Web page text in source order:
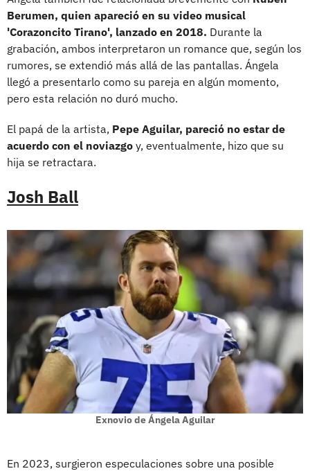
Berumen, quien apareció en su video musical
'Corazoncito Tirano', lanzado en 2018. Durante la
grabación, ambos interpretaron un romance que, según los
rumores, se extendió más allá de las pantallas. Ángela
llegó a presentarlo como su pareja en algún momento,
pero esta relación no duró mucho.
El papá de la artista, Pepe Aguilar, pareció no estar de
acuerdo con el noviazgo y, eventualmente, hizo que su
hija se retractara.
Josh Ball
Exnovio de Ángela Aguilar
En 2023, surgieron especulaciones sobre una posible